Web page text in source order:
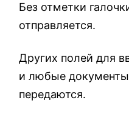
Без отметки
отправляется.
Других полей для
и любые документы
передаются.